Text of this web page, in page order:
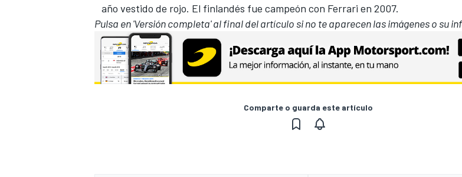
año vestido de rojo. El finlandés fue campeón con Ferrari en 2007.
Pulsa en 'Versión completa' al final del artículo si no te aparecen las imágenes o su
Comparte o guarda este artículo